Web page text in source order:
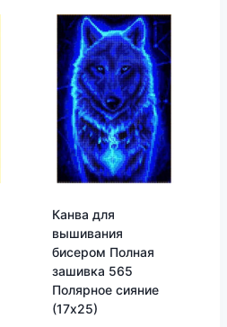
Канва для
вышивания
бисером Полная
зашивка 565
Полярное сияние
(17х25)